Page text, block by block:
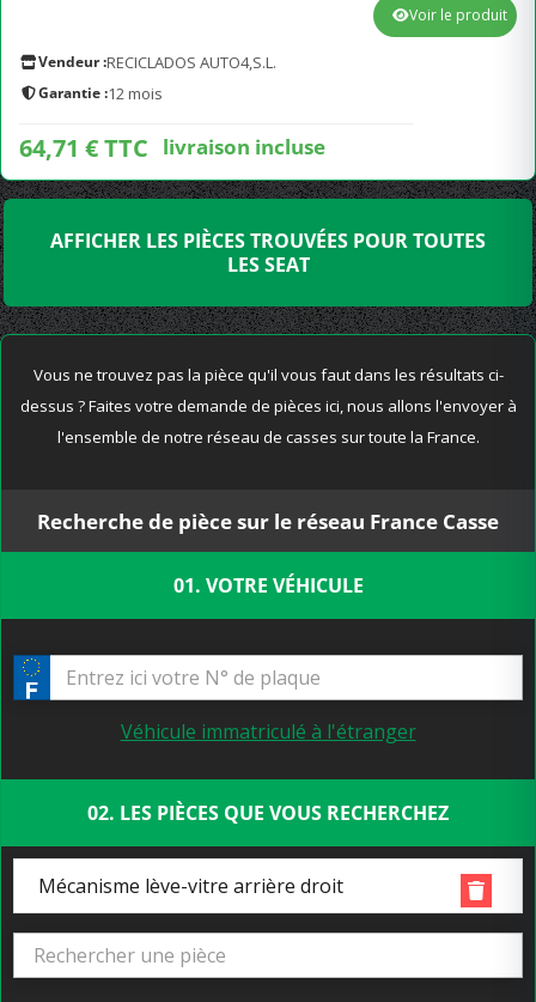
Vendeur :RECICLADOS AUTO4,S.L.
Garantie :12 mois
64,71 € TTC livraison incluse
Voir le produit
AFFICHER LES PIÈCES TROUVÉES POUR TOUTES
LES SEAT
Vous ne trouvez pas la pièce qu'il vous faut dans les résultats ci-
dessus ? Faites votre demande de pièces ici, nous allons l'envoyer à
l'ensemble de notre réseau de casses sur toute la France.
Recherche de pièce sur le réseau France Casse
01. VOTRE VÉHICULE
Véhicule immatriculé à l'étranger
02. LES PIÈCES QUE VOUS RECHERCHEZ
Mécanisme lève-vitre arrière droit